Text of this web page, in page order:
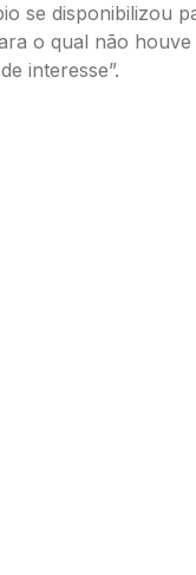
se disponibilizou
o qual não houve
interesse”.